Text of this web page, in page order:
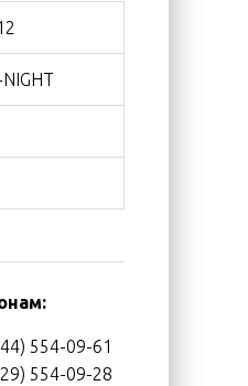
554-09-61
554-09-28